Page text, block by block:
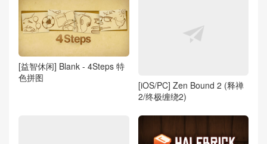
[益智休闲] Blank - 4Steps 特
色拼图
[iOS/PC] Zen Bound 2 (释禅
2/终极缠绕2)